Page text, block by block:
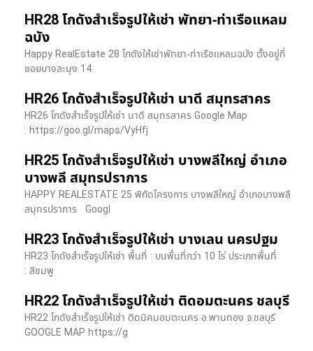
HR28 โกดังสำเร็จรูปให้เช่า พัทยา-ท่าเรือแหลม
ฉบัง
Happy RealEstate 28 โกดังให้เช่าพัทยา-ท่าเรือแหลมฉบัง ตั้งอยู่ที่
ซอยบางละมุง 14
HR26 โกดังสำเร็จรูปให้เช่า นาดี สมุทรสาคร
HR26 โกดังสำเร็จรูปให้เช่า นาดี สมุทรสาคร Google Map
: https://goo.gl/maps/VyHfj
HR25 โกดังสำเร็จรูปให้เช่า บางพลีใหญ่ อำเภอ
บางพลี สมุทรปราการ
HAPPY REALESTATE 25 พิกัดโครงการ บางพลีใหญ่ อำเภอบางพลี
สมุทรปราการ Googl
HR23 โกดังสำเร็จรูปให้เช่า บางเลน นครปฐม
HR23 โกดังสำเร็จรูปให้เช่า พื้นที่ : บนพื้นที่กว่า 10 ไร่ ประเภทพื้นที่
: สีชมพู
HR22 โกดังสำเร็จรูปให้เช่า ติดอมตะนคร ชลบุรี
HR22 โกดังสำเร็จรูปให้เช่า ติดนิคมอมตะนคร อ.พานทอง จ.ชลบุรี
GOOGLE MAP https://g